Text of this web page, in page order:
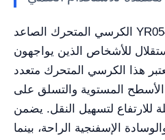
الكرسي المتحرك الصاعد YR05447 هو حل مبتكر يهدف
للأشخاص الذين يواجهون
هذا الكرسي المتحرك متعدد
الأسطح المستوية والتسلق على
للارتفاع لتسهيل النقل. يضمن
الإسفنجية الراحة، بينما